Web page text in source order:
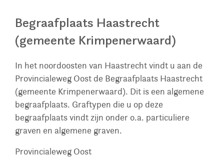
Begraafplaats Haastrecht
(gemeente Krimpenerwaard)
In het noordoosten van Haastrecht vindt u aan de
Provincialeweg Oost de Begraafplaats Haastrecht
(gemeente Krimpenerwaard). Dit is een algemene
begraafplaats. Graftypen die u op deze
begraafplaats vindt zijn onder o.a. particuliere
graven en algemene graven.
Provincialeweg Oost